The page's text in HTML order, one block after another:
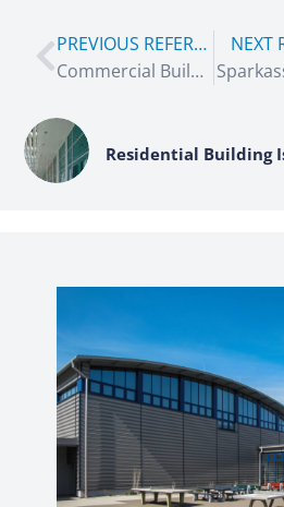
PREVIOUS REFERENCE
Commercial Building Cologne
NEXT
Residential Building